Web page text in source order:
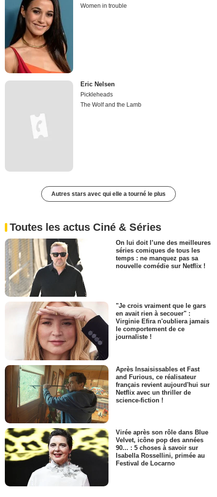
Women in trouble
Eric Nelsen
Pickleheads
The Wolf and the Lamb
Autres stars avec qui elle a tourné le plus
Toutes les actus Ciné & Séries
On lui doit l’une des meilleures
séries comiques de tous les
temps : ne manquez pas sa
nouvelle comédie sur Netflix !
"Je crois vraiment que le gars
en avait rien à secouer" :
Virginie Efira n'oubliera jamais
le comportement de ce
journaliste !
Après Insaisissables et Fast
and Furious, ce réalisateur
français revient aujourd'hui sur
Netflix avec un thriller de
science-fiction !
Virée après son rôle dans Blue
Velvet, icône pop des années
90... : 5 choses à savoir sur
Isabella Rossellini, primée au
Festival de Locarno